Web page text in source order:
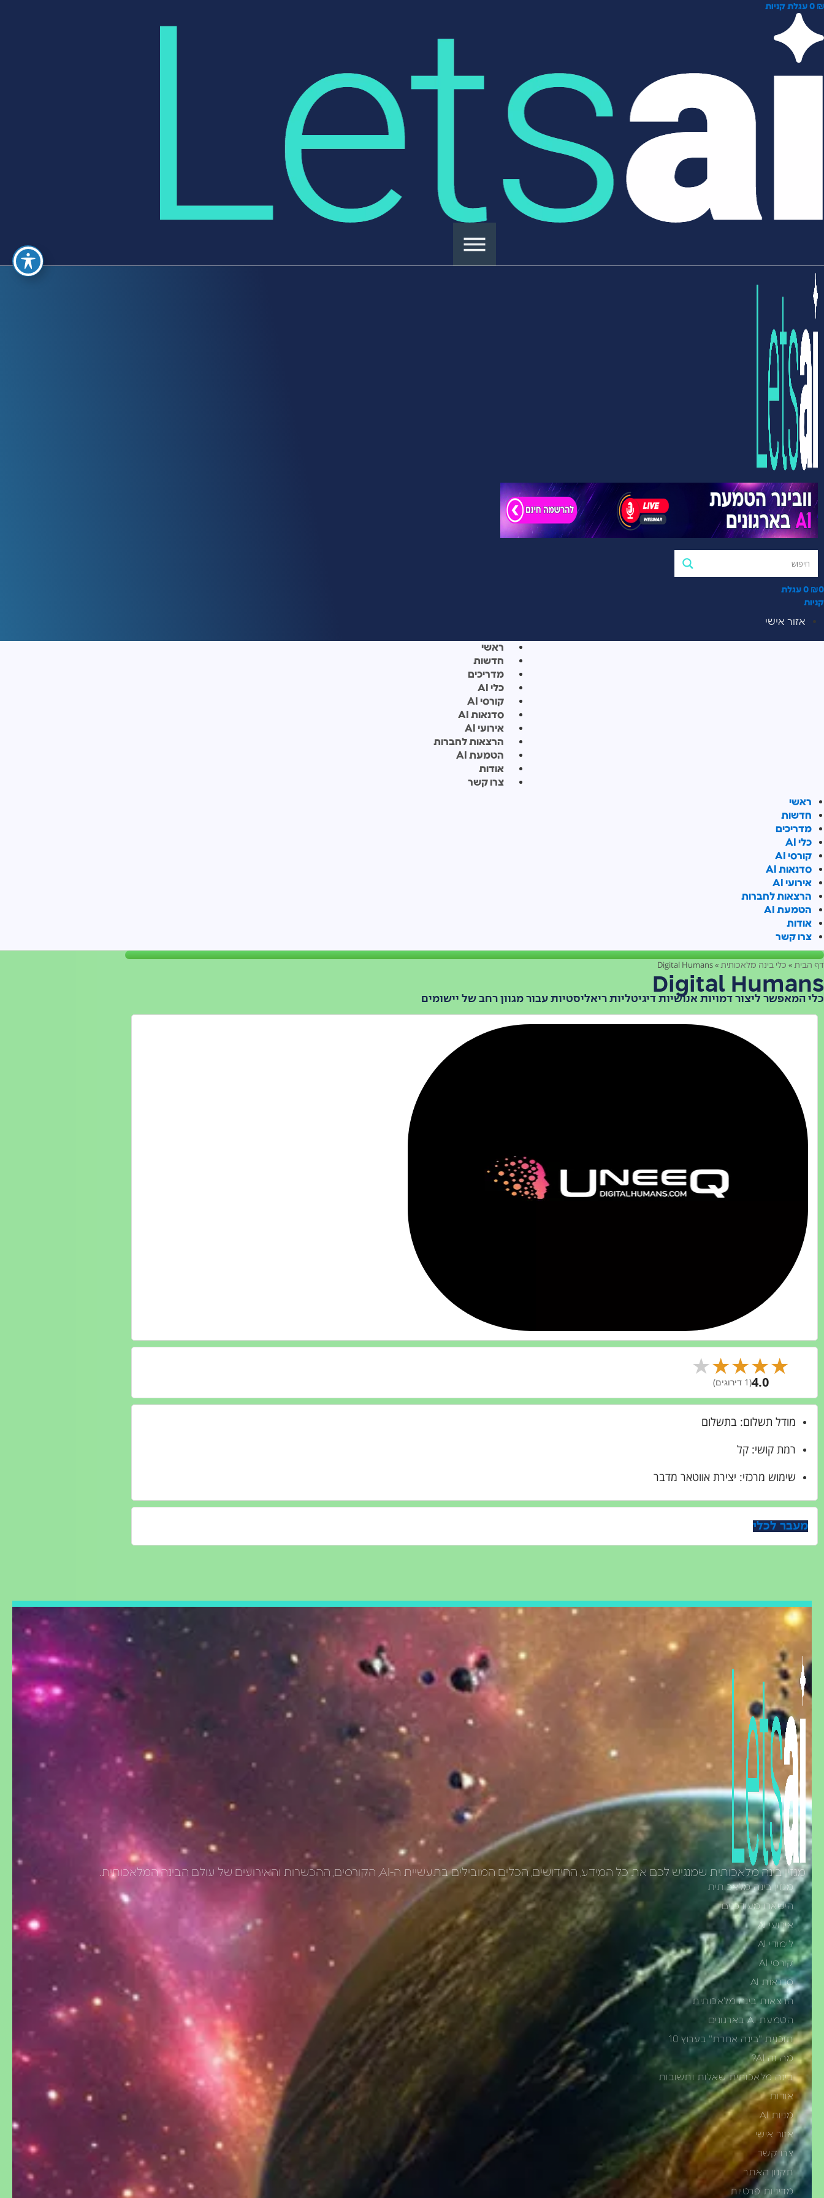
₪
0 עגלת קניות
₪0
0 עגלת
קניות
אזור אישי
ראשי
חדשות
מדריכים
כלי AI
קורסי AI
סדנאות AI
אירועי AI
הרצאות לחברות
הטמעת AI
אודות
צרו קשר
ראשי
חדשות
מדריכים
כלי AI
קורסי AI
סדנאות AI
אירועי AI
הרצאות לחברות
הטמעת AI
אודות
צרו קשר
דף הבית » כלי בינה מלאכותית »
Digital Humans
Digital Humans
כלי המאפשר ליצור דמויות אנושיות דיגיטליות ריאליסטיות עבור מגוון רחב של יישומים
★
★
★
★
★
4.0(1 דירוגים)
מודל תשלום: בתשלום
רמת קושי: קל
שימוש מרכזי: יצירת אווטאר מדבר
מעבר לכלי
מגזין בינה מלאכותית שמנגיש לכם את כל המידע, החידושים, הכלים המובילים בתעשיית ה-AI, הקורסים, ההכשרות והאירועים של עולם הבינה המלאכותית.
מגזין בינה מלאכותית
הישארו מעודכנים
אירועי AI
לימודי AI
קורסי AI
סדנאות AI
הרצאות בינה מלאכותית
הטמעת AI בארגונים
תוכנית "בינה אחרת" בערוץ 10
מה זה AI?
בינה מלאכותית שאלות ותשובות
אודות
מניות AI
אזור אישי
צרו קשר
תקנון האתר
מדיניות פרטיות